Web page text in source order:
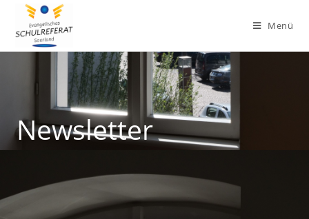
Menü
Newsletter